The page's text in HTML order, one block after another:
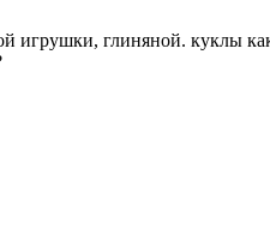
игрушки, глиняной. куклы